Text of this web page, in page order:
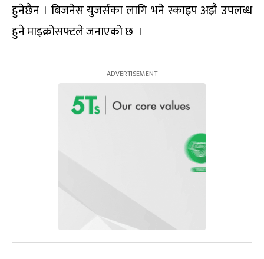
हुनेछैन । बिजनेस युजर्सका लागि भने स्काइप अझै उपलब्ध
हुने माइक्रोसफ्टले जनाएको छ ।